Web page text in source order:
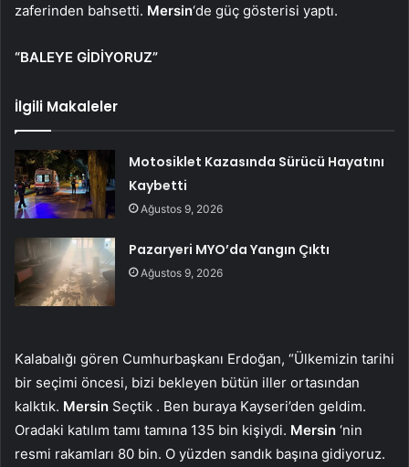
zaferinden bahsetti. Mersin‘de güç gösterisi yaptı.
“BALEYE GİDİYORUZ”
İlgili Makaleler
Motosiklet Kazasında Sürücü Hayatını
Kaybetti
Ağustos 9, 2026
Pazaryeri MYO’da Yangın Çıktı
Ağustos 9, 2026
Kalabalığı gören Cumhurbaşkanı Erdoğan, “Ülkemizin tarihi
bir seçimi öncesi, bizi bekleyen bütün iller ortasından
kalktık. Mersin Seçtik . Ben buraya Kayseri’den geldim.
Oradaki katılım tamı tamına 135 bin kişiydi. Mersin ‘nin
resmi rakamları 80 bin. O yüzden sandık başına gidiyoruz.